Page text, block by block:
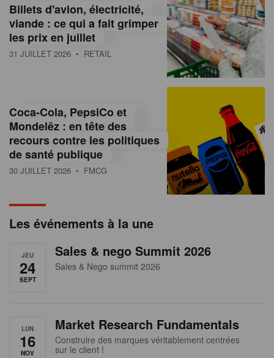
s
s
u
e
e
a
Billets d'avion, électricité,
viande : ce qui a fait grimper
les prix en juillet
31 JUILLET 2026 • RETAIL
Coca-Cola, PepsiCo et
Mondelēz : en tête des
recours contre les politiques
de santé publique
30 JUILLET 2026 • FMCG
Les événements à la une
JEU
24
SEPT
Sales & nego Summit 2026
Sales & Nego summit 2026
LUN
16
NOV
Market Research Fundamentals
Construire des marques véritablement centrées
sur le client !